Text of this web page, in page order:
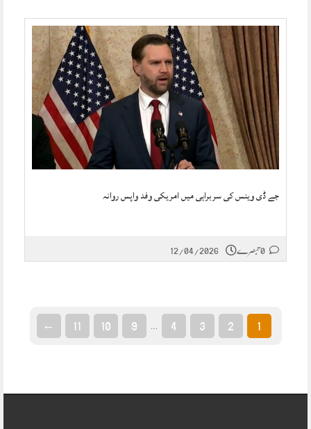
جے ڈی وینس کی سربراہی میں امریکی وفد واپس روانہ
12/04/2026
1
2
3
4
9
10
11
←